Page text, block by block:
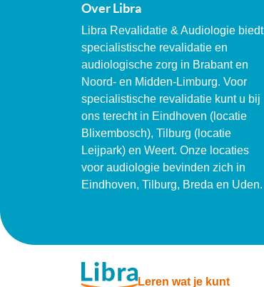
Over Libra
Libra Revalidatie & Audiologie biedt
specialistische revalidatie en
audiologische zorg in Brabant en
Noord- en Midden-Limburg. Voor
specialistische revalidatie kunt u bij
ons terecht in Eindhoven (locatie
Blixembosch), Tilburg (locatie
Leijpark) en Weert. Onze locaties
voor audiologie bevinden zich in
Eindhoven, Tilburg, Breda en Uden.
Leren wat je kunt